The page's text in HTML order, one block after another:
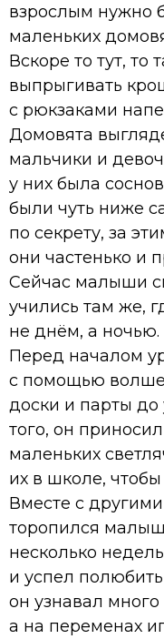
взрослым нужно
маленьких
Вскоре то тут, то
выпрыгивать
с рюкзаками
Домовята
мальчики и
у них была
были чуть ниже
по секрету, за
они частенько и
Сейчас малыши
учились там же,
не днём, а ночью.
Перед началом
с помощью
доски и парты
того, он
маленьких
их в школе,
Вместе с
торопился
несколько
и успел
он узнавал много
а на переменах